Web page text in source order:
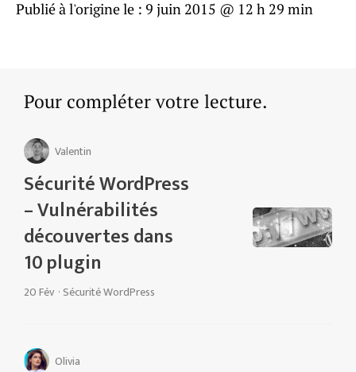
Publié à l'origine le : 9 juin 2015 @ 12 h 29 min
Pour compléter votre lecture.
Valentin
Sécurité WordPress
– Vulnérabilités
découvertes dans
10 plugin
20 Fév · Sécurité WordPress
Olivia